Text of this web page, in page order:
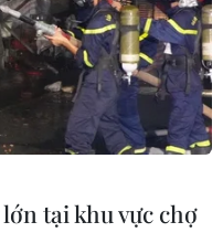
tại khu vực chợ